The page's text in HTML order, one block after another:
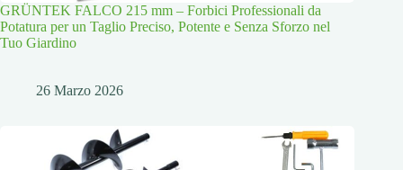
GRÜNTEK FALCO 215 mm – Forbici Professionali da
Potatura per un Taglio Preciso, Potente e Senza Sforzo nel
Tuo Giardino
26 Marzo 2026